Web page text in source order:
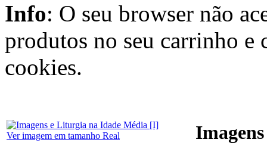
Info: O seu browser não
produtos no seu carrinho e
cookies.
Ver imagem em tamanho Real